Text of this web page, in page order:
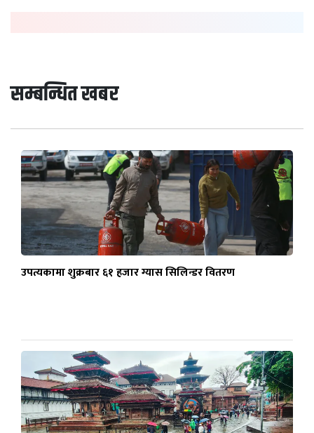
सम्बन्धित खबर
उपत्यकामा शुक्रबार ६१ हजार ग्यास सिलिन्डर वितरण